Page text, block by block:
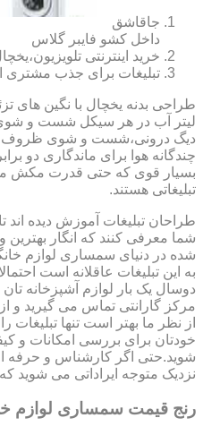
جاقاشق
داخل کشو فایبر گلاس
خرید اینترنتی
تبلیغات برای جذب مشتری
طراحی بدنه یخچال با نگین های
لیتر آب در هر سیکل شست و شوی
چندگانه هوا برای ماندگاری دو
بسیار قوی که حتی قدرت مکش
تبلیغاتی هستند.
طراحان تبلیغات آموزش دیده
شما معرفی کنند که انگار بهترین
شده در دنیای سمساری لوازم
به این تبلیغات عاقلانه است
دوسال یک بار لوازم آشپزخانه
مرکز گارانتی تماس می گیرید و از
از نظر ما بهتر است تنها
خودتان برای بررسی امکانات و
شوید.حتی اگر کارشناس و حرفه
نزدیک متوجه ایراداتی می شوید که
رنج قیمت سمساری لوازم